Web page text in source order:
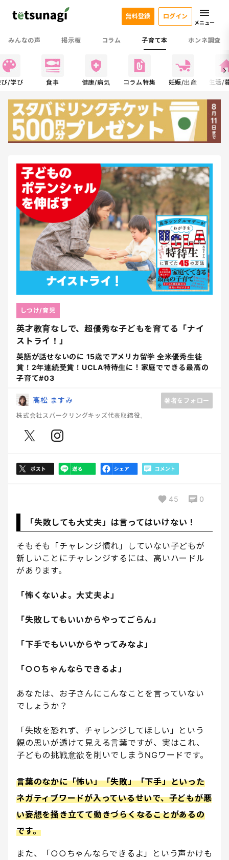
みんなの声 掲示板 コラム 子育て本 ホンネ調査
無料登録 ログイン
メニュー
び/学び 食事 健康/病気 コラム特集 妊娠/出産 生活/
英才教育なしで、超優秀な子どもを育てる「ナイ
ストライ！」
英語が話せないのに 15歳でアメリカ留学 全米優秀生徒
賞！2年連続受賞！UCLA特待生に！家庭でできる最高の
子育て#03
しつけ/育児
高松 ますみ
著者をフォロー
株式会社スパークリングキッズ代表取締役。
45 0
「失敗しても大丈夫」は言ってはいけない！
そもそも「チャレンジ慣れ」していない子どもが
新しいことにチャレンジするには、高いハードル
があります。
「怖くないよ。大丈夫よ」
「失敗してもいいからやってごらん」
「下手でもいいからやってみなよ」
「○○ちゃんならできるよ」
あなたは、お子さんにこんなことを言っていない
でしょうか？
「失敗を恐れず、チャレンジしてほしい」という
親の思いが透けて見える言葉ですが、実はこれ、
子どもの挑戦意欲を削いでしまうNGワードです。
言葉のなかに「怖い」「失敗」「下手」といった
ネガティブワードが入っているせいで、子どもが悪
い妄想を掻き立てて動きづらくなることがあるの
です。
また、「○○ちゃんならできるよ」という声かけも